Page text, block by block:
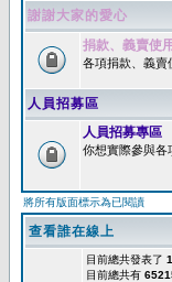
謝謝大家的愛心
捐款、義賣使
各項捐款、義賣
人員招募區
人員招募專區
你想實際參與各
將所有版面標示為已閱讀
查看誰在線上
目前總共發表了
目前總共有